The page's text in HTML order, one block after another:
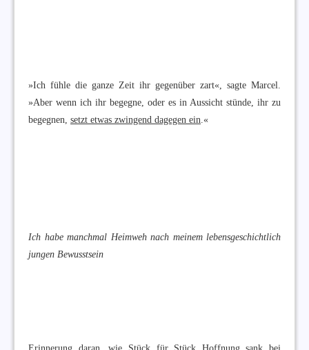
»Ich fühle die ganze Zeit ihr gegenüber zart«, sagte Marcel.
»Aber wenn ich ihr begegne, oder es in Aussicht stünde, ihr zu
begegnen, setzt etwas zwingend dagegen ein .«
Ich habe manchmal Heimweh nach meinem lebensgeschichtlich
jungen Bewusstsein